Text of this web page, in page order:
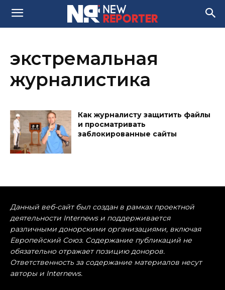
экстремальная
журналистика
Как журналисту защитить файлы
и просматривать
заблокированные сайты
Данный веб-сайт был создан в рамках проектной
деятельности Internews и поддерживается
различными донорскими организациями, включая
Европейский Союз. Содержание публикаций не
обязательно отражает позицию доноров.
Ответственность за содержание материалов несут
авторы и Internews.